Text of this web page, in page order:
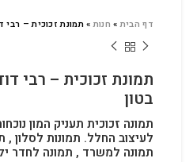
דף הבית» חנות»תמונת זכוכית – רבי
תמונת זכוכית – רבי
בטון
תמונה זכוכית תעניק המון
לעיצוב החלל. תמונות לסלון ,
תמונה למשרד , תמונה לחדר